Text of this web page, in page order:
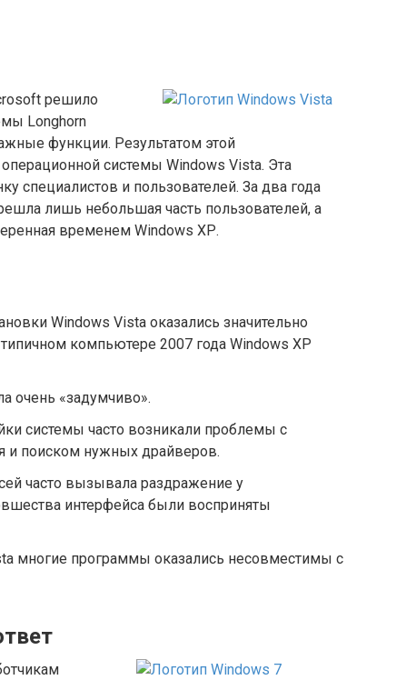
решило
Longhorn
функции. Результатом этой
системы Windows Vista. Эта
специалистов и пользователей. За два года
лишь небольшая часть пользователей, а
временем Windows ХР.
Windows Vista оказались значительно
компьютере 2007 года Windows ХР
очень «задумчиво».
системы часто возникали проблемы с
и поиском нужных драйверов.
часто вызывала раздражение у
интерфейса были восприняты
многие программы оказались несовместимы с